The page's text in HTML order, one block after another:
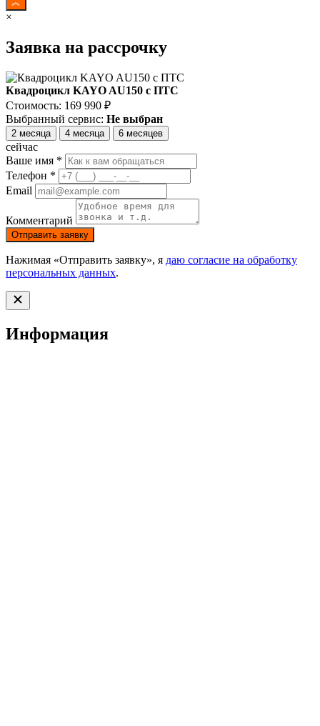
×
Заявка на рассрочку
Квадроцикл KAYO AU150 с ПТС
Стоимость: 169 990 ₽
Выбранный сервис: Не выбран
2 месяца 4 месяца 6 месяцев
сейчас
Ваше имя *
Телефон *
Email
Комментарий
Отправить заявку
Нажимая «Отправить заявку», я даю согласие на обработку
персональных данных.
Информация